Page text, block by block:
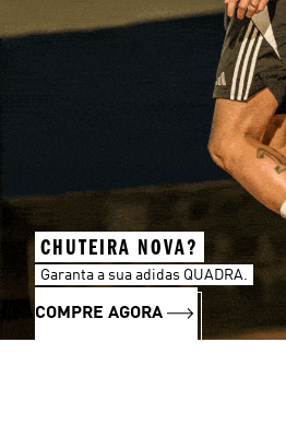
CHUTEIRA NOVA?
Garanta a sua adidas QUADRA.
COMPRE AGORA